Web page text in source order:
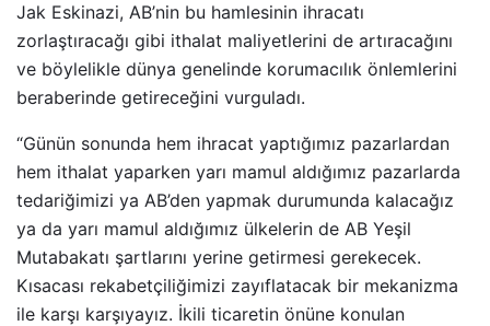
Jak Eskinazi, AB’nin bu hamlesinin ihracatı
zorlaştıracağı gibi ithalat maliyetlerini de artıracağını
ve böylelikle dünya genelinde korumacılık önlemlerini
beraberinde getireceğini vurguladı.
“Günün sonunda hem ihracat yaptığımız pazarlardan
hem ithalat yaparken yarı mamul aldığımız pazarlarda
tedariğimizi ya AB’den yapmak durumunda kalacağız
ya da yarı mamul aldığımız ülkelerin de AB Yeşil
Mutabakatı şartlarını yerine getirmesi gerekecek.
Kısacası rekabetçiliğimizi zayıflatacak bir mekanizma
ile karşı karşıyayız. İkili ticaretin önüne konulan